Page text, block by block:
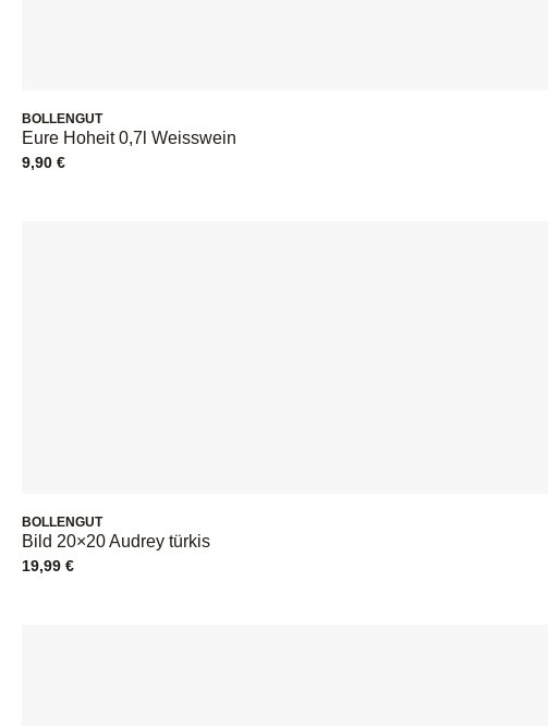
BOLLENGUT
Eure Hoheit 0,7l Weisswein
9,90 €
BOLLENGUT
Bild 20×20 Audrey türkis
19,99 €